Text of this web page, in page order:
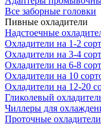
Все заборные головки
Пивные охладители
Надстоечные
Охладители на 1-2
Охладители на 3-4
Охладители на 6-8
Охладители на 10
Охладители на 12-20
Гликолевый
Чиллеры для
Проточные охладители